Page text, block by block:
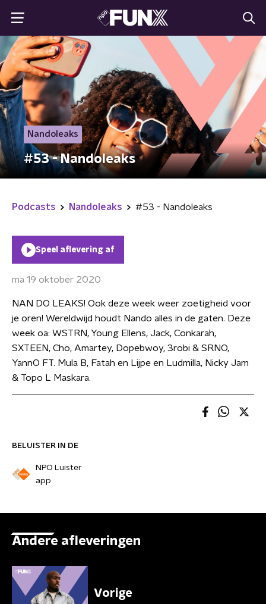
Nandoleaks
#53 - Nandoleaks
Podcasts Nandoleaks #53 - Nandoleaks
BELUISTER IN DE
NPO Luister
app
Speel aflevering af
ma 19 oktober 2020
NAN DO LEAKS! Ook deze week weer zoetigheid voor
je oren! Wereldwijd houdt Nando alles in de gaten. Deze
week oa: WSTRN, Young Ellens, Jack, Conkarah,
SXTEEN, Cho, Amartey, Dopebwoy, 3robi & SRNO,
YannO FT. Mula B, Fatah en Lijpe en Ludmilla, Nicky Jam
& Topo L Maskara.
Andere afleveringen
Vorige